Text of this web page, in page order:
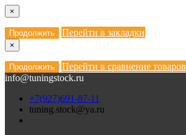
×
Продолжить Перейти в закладки
×
Продолжить
Перейти в сравнение товаров
info@tuningstock.ru
+7(927)691-87-11
tuning.stock@ya.ru